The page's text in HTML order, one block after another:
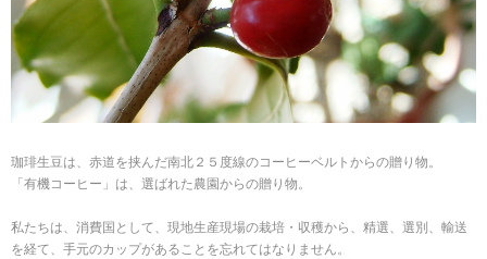
珈琲生豆は、赤道を挟んだ南北２５度線のコーヒーベルトからの贈り物。
「有機コーヒー」は、選ばれた農園からの贈り物。
私たちは、消費国として、現地生産現場の栽培・収穫から、精選、選別、輸送
を経て、手元のカップがあることを忘れてはなりません。